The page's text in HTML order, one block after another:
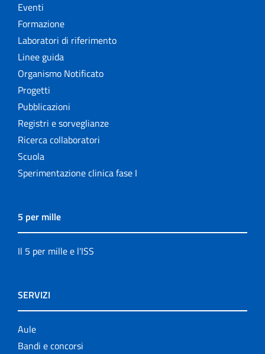
Eventi
Formazione
Laboratori di riferimento
Linee guida
Organismo Notificato
Progetti
Pubblicazioni
Registri e sorveglianze
Ricerca collaboratori
Scuola
Sperimentazione clinica fase I
5 per mille
Il 5 per mille e l'ISS
SERVIZI
Aule
Bandi e concorsi